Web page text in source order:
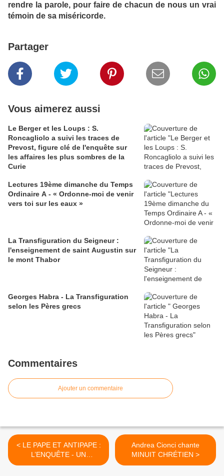
rendre la parole, pour faire de chacun de nous un vrai
témoin de sa miséricorde.
Partager
Vous aimerez aussi
Le Berger et les Loups : S.
Roncagliolo a suivi les traces de
Prevost, figure clé de l'enquête sur
les affaires les plus sombres de la
Curie
Lectures 19ème dimanche du Temps
Ordinaire A - « Ordonne-moi de venir
vers toi sur les eaux »
La Transfiguration du Seigneur :
l'enseignement de saint Augustin sur
le mont Thabor
Georges Habra - La Transfiguration
selon les Pères grecs
Commentaires
Ajouter un commentaire
< LE PAPE ET ANTIPAPE :
L’ENQUÊTE - UN
MINISTÈRE ÉLARGI ? UN
Andrea Cionci chante
MINUIT CHRÉTIEN >